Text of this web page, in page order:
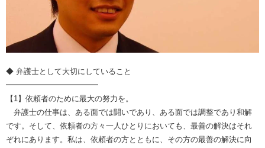
◆ 弁護士として大切にしていること
━━━━━━━━━━━━
【1】依頼者のために最大の努力を。
弁護士の仕事は、ある面では闘いであり、ある面では調整であり和解
です。そして、依頼者の方々一人ひとりにおいても、最善の解決はそれ
ぞれにあります。私は、依頼者の方とともに、その方の最善の解決に向